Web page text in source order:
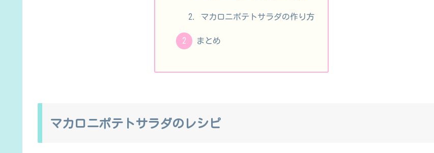
マカロニポテトサラダの作り方
まとめ
マカロニポテトサラダのレシピ